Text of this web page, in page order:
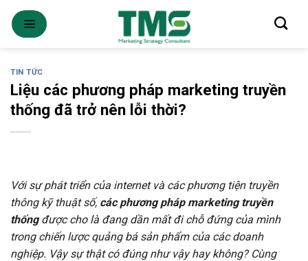
Skip
content
TIN TỨC
Liệu các phương pháp marketing truyền
thống đã trở nên lỗi thời?
Với sự phát triển của internet và các phương tiện truyền
thông kỹ thuật số, các phương pháp marketing truyền
thốngđược cho là đang dần mất đi chỗ đứng của mình
trong chiến lược quảng bá sản phẩm của các doanh
nghiệp. Vậy sự thật có đúng như vậy hay không? Cùng